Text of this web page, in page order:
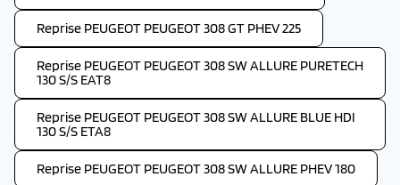
Reprise PEUGEOT PEUGEOT 308 GT PHEV 225
Reprise PEUGEOT PEUGEOT 308 SW ALLURE PURETECH
130 S/S EAT8
Reprise PEUGEOT PEUGEOT 308 SW ALLURE BLUE HDI
130 S/S ETA8
Reprise PEUGEOT PEUGEOT 308 SW ALLURE PHEV 180